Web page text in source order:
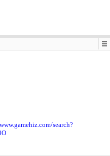
search?